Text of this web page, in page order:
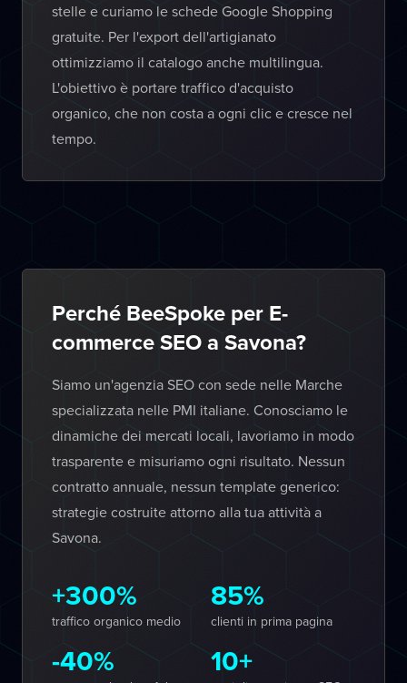
stelle e curiamo le schede Google Shopping
gratuite. Per l'export dell'artigianato
ottimizziamo il catalogo anche multilingua.
L'obiettivo è portare traffico d'acquisto
organico, che non costa a ogni clic e cresce nel
tempo.
Perché BeeSpoke per E-
commerce SEO a Savona?
Siamo un'agenzia SEO con sede nelle Marche
specializzata nelle PMI italiane. Conosciamo le
dinamiche dei mercati locali, lavoriamo in modo
trasparente e misuriamo ogni risultato. Nessun
contratto annuale, nessun template generico:
strategie costruite attorno alla tua attività a
Savona.
+300%
traffico organico medio
85%
clienti in prima pagina
-40% 10+